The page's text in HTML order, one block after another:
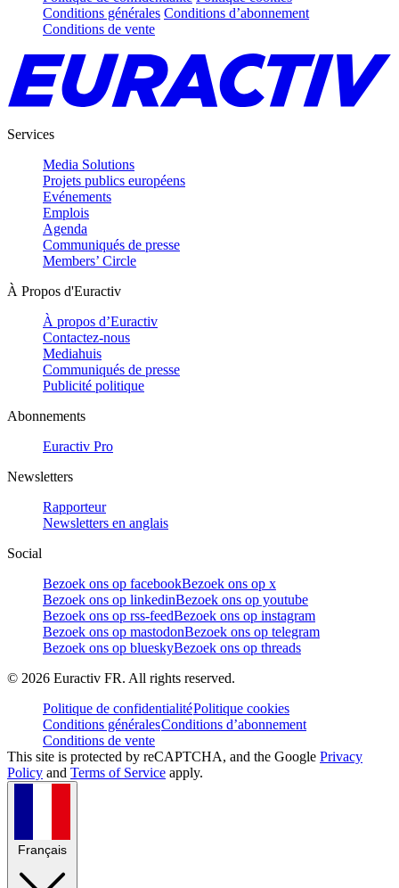
Conditions générales Conditions d’abonnement
Conditions de vente
Services
Media Solutions
Projets publics européens
Evénements
Emplois
Agenda
Communiqués de presse
Members’ Circle
À Propos d'Euractiv
À propos d’Euractiv
Contactez-nous
Mediahuis
Communiqués de presse
Publicité politique
Abonnements
Euractiv Pro
Newsletters
Rapporteur
Newsletters en anglais
Social
Bezoek ons op facebookBezoek ons op x
Bezoek ons op linkedinBezoek ons op youtube
Bezoek ons op rss-feedBezoek ons op instagram
Bezoek ons op mastodonBezoek ons op telegram
Bezoek ons op blueskyBezoek ons op threads
© 2026 Euractiv FR. All rights reserved.
Politique de confidentialitéPolitique cookies
Conditions généralesConditions d’abonnement
Conditions de vente
This site is protected by reCAPTCHA, and the Google Privacy
Policy and Terms of Service apply.
Français